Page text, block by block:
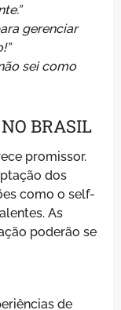
gerenciar
sei como
BRASIL
promissor.
dos
como o self-
As
poderão se
de